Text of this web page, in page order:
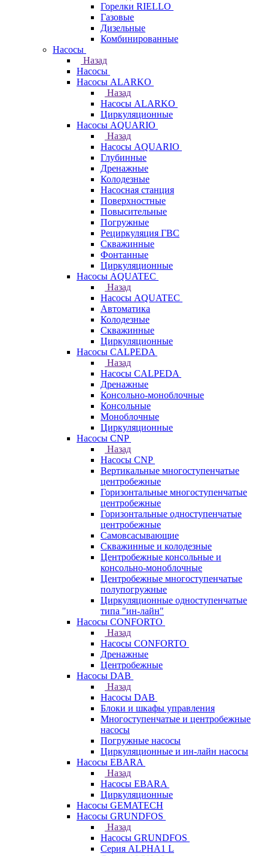
Горелки RIELLO
Газовые
Дизельные
Комбинированные
Насосы
Назад
Насосы
Насосы ALARKO
Назад
Насосы ALARKO
Циркуляционные
Насосы AQUARIO
Назад
Насосы AQUARIO
Глубинные
Дренажные
Колодезные
Насосная станция
Поверхностные
Повысительные
Погружные
Рециркуляция ГВС
Скважинные
Фонтанные
Циркуляционные
Насосы AQUATEC
Назад
Насосы AQUATEC
Автоматика
Колодезные
Скважинные
Циркуляционные
Насосы CALPEDA
Назад
Насосы CALPEDA
Дренажные
Консольно-моноблочные
Консольные
Моноблочные
Циркуляционные
Насосы CNP
Назад
Насосы CNP
Вертикальные многоступенчатые
центробежные
Горизонтальные многоступенчатые
центробежные
Горизонтальные одноступенчатые
центробежные
Самовсасывающие
Скважинные и колодезные
Центробежные консольные и
консольно-моноблочные
Центробежные многоступенчатые
полупогружные
Циркуляционные одноступенчатые
типа "ин-лайн"
Насосы CONFORTO
Назад
Насосы CONFORTO
Дренажные
Центробежные
Насосы DAB
Назад
Насосы DAB
Блоки и шкафы управления
Многоступенчатые и центробежные
насосы
Погружные насосы
Циркуляционные и ин-лайн насосы
Насосы EBARA
Назад
Насосы EBARA
Циркуляционные
Насосы GEMATECH
Насосы GRUNDFOS
Назад
Насосы GRUNDFOS
Серия ALPHA1 L